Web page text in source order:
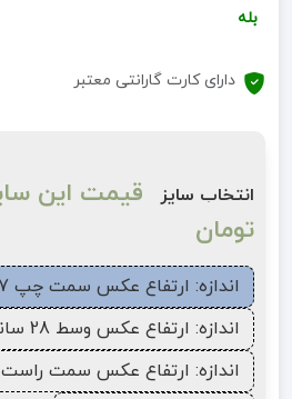
بله
دارای کارت گارانتی معتبر
انتخاب سایز
تومان
اندازه: ارتفاع عکس سمت چپ 27 سانت
اندازه: ارتفاع عکس وسط 28 سانت
اندازه: ارتفاع عکس سمت راست 26 سانت